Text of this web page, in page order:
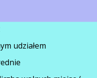
udziałem